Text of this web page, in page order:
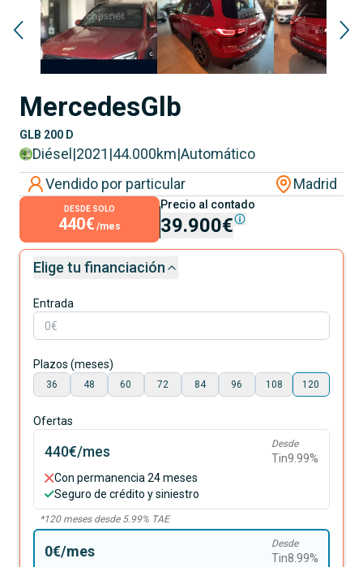
MercedesGlb
GLB 200 D
Diésel |2021 |44.000km|Automático
Vendido por particular
Madrid
DESDE SOLO
440€ /mes
Precio al contado
39.900€
Elige tu financiación
Entrada
Plazos (meses)
36 48 60 72 84 96 108 120
Ofertas
440€/mes Desde
Tin9.99%
Con permanencia 24 meses
Seguro de crédito y siniestro
*120meses desde 5.99% TAE
0€/mes Desde
Tin8.99%